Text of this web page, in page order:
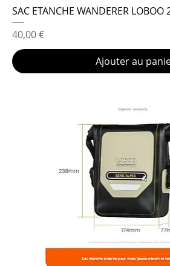
SAC ETANCHE WANDERER LOBOO
Prix
40,00 €
Ajouter au